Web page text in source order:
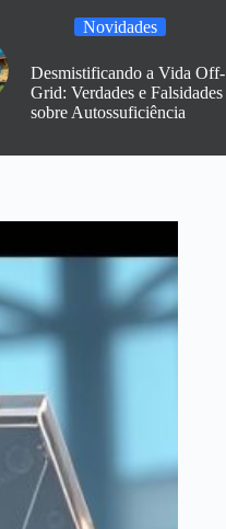
Novidades
Desmistificando a Vida Off-
Grid: Verdades e Falsidades
sobre Autossuficiência